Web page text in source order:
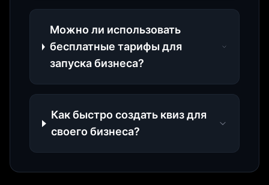
Можно ли использовать
бесплатные тарифы для
запуска бизнеса?
Как быстро создать квиз для
своего бизнеса?